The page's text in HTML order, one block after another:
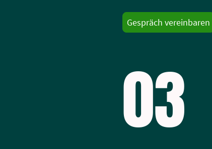
Gespräch vereinbaren
03